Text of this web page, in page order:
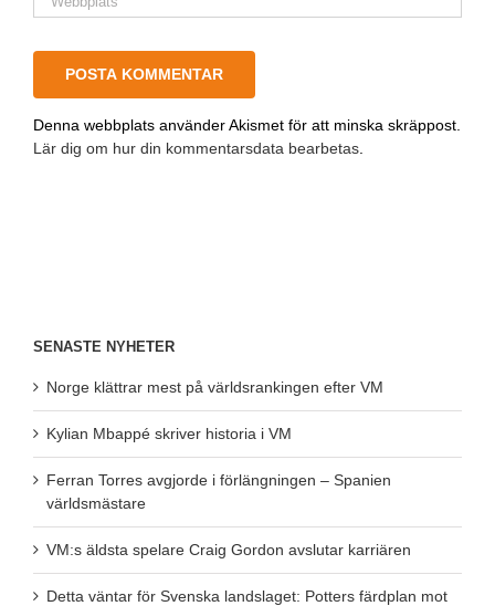
Denna webbplats använder Akismet för att minska skräppost.
Lär dig om hur din kommentarsdata bearbetas
SENASTE NYHETER
Norge klättrar mest på världsrankingen efter VM
Kylian Mbappé skriver historia i VM
Ferran Torres avgjorde i förlängningen – Spanien
världsmästare
VM:s äldsta spelare Craig Gordon avslutar karriären
Detta väntar för Svenska landslaget: Potters färdplan mot